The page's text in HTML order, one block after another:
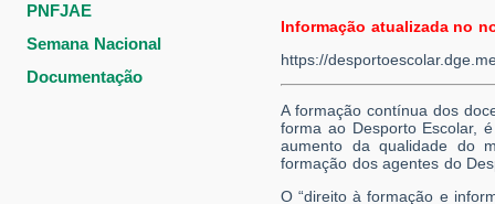
PNFJAE
Semana Nacional
Documentação
Informação atualizada no
https://
A formação contínua dos
forma ao Desporto Escolar,
aumento da qualidade do
formação dos agentes do
O “direito à formação e